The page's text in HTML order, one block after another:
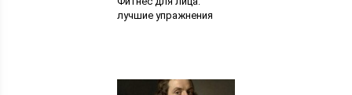
лучшие упражнения